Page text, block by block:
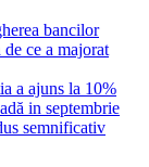
bancilor
ce a majorat
a ajuns la 10%
in septembrie
semnificativ